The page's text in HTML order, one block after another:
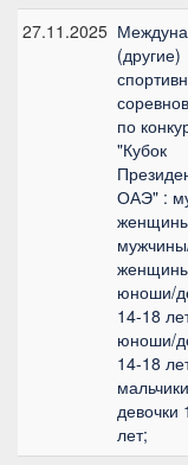
27.11.2025
(другие)
по
"Кубок
ОАЭ" :
юноши/
14-18
юноши/
14-18
девочки
лет;